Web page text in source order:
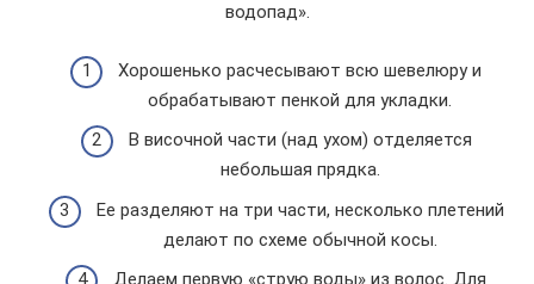
водопад».
Хорошенько расчесывают всю шевелюру и
обрабатывают пенкой для укладки.
В височной части (над ухом) отделяется
небольшая прядка.
Ее разделяют на три части, несколько плетений
делают по схеме обычной косы.
Делаем первую «струю воды» из волос. Для